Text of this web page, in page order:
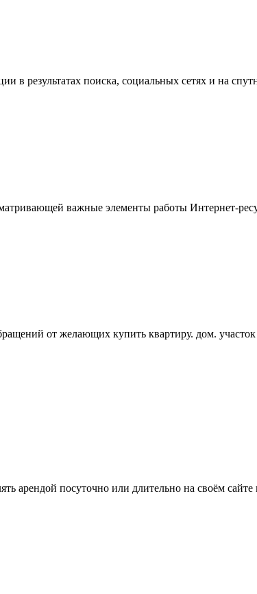
в результатах поиска, социальных сетях и на
важные элементы работы Интернет-
от желающих купить квартиру. дом.
арендой посуточно или длительно на своём сайте